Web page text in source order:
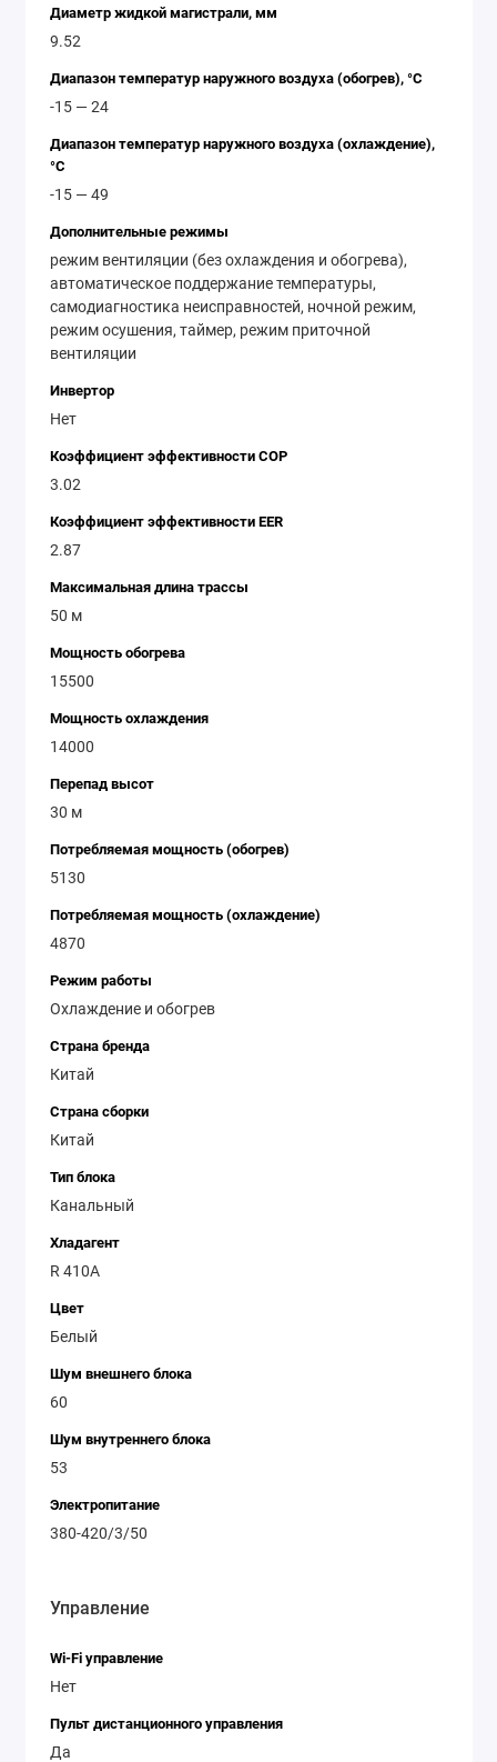
Компактный размер и современный дизайн
Диаметр жидкой магистрали, мм
9.52
Диапазон температур наружного воздуха (обогрев), °C
-15 — 24
Диапазон температур наружного воздуха (охлаждение),
°C
-15 — 49
Дополнительные режимы
режим вентиляции (без охлаждения и обогрева),
автоматическое поддержание температуры,
самодиагностика неисправностей, ночной режим,
режим осушения, таймер, режим приточной
вентиляции
Инвертор
Нет
Коэффициент эффективности COP
3.02
Коэффициент эффективности EER
2.87
Максимальная длина трассы
50 м
Мощность обогрева
15500
Мощность охлаждения
14000
Перепад высот
30 м
Потребляемая мощность (обогрев)
5130
Потребляемая мощность (охлаждение)
4870
Режим работы
Охлаждение и обогрев
Страна бренда
Китай
Страна сборки
Китай
Тип блока
Канальный
Хладагент
R 410A
Цвет
Белый
Шум внешнего блока
60
Шум внутреннего блока
53
Электропитание
380-420/3/50
Управление
Wi-Fi управление
Нет
Пульт дистанционного управления
Да